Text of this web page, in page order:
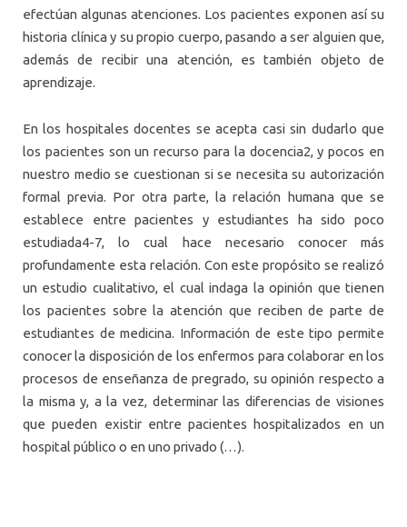
efectúan algunas atenciones. Los pacientes exponen así su
historia clínica y su propio cuerpo, pasando a ser alguien que,
además de recibir una atención, es también objeto de
aprendizaje.
En los hospitales docentes se acepta casi sin dudarlo que
los pacientes son un recurso para la docencia2, y pocos en
nuestro medio se cuestionan si se necesita su autorización
formal previa. Por otra parte, la relación humana que se
establece entre pacientes y estudiantes ha sido poco
estudiada4-7, lo cual hace necesario conocer más
profundamente esta relación. Con este propósito se realizó
un estudio cualitativo, el cual indaga la opinión que tienen
los pacientes sobre la atención que reciben de parte de
estudiantes de medicina. Información de este tipo permite
conocer la disposición de los enfermos para colaborar en los
procesos de enseñanza de pregrado, su opinión respecto a
la misma y, a la vez, determinar las diferencias de visiones
que pueden existir entre pacientes hospitalizados en un
hospital público o en uno privado (…).